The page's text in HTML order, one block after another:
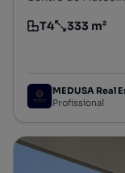
Tipologia
T4
Preço por metro
333 m²
MEDUSA Real
Profissional